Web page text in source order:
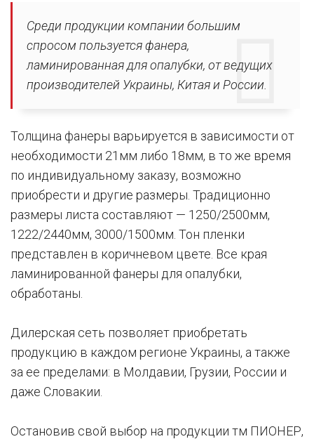
Среди продукции компании большим
спросом пользуется фанера,
ламинированная для опалубки, от ведущих
производителей Украины, Китая и России.
Толщина фанеры варьируется в зависимости от
необходимости 21мм либо 18мм, в то же время
по индивидуальному заказу, возможно
приобрести и другие размеры. Традиционно
размеры листа составляют — 1250/2500мм,
1222/2440мм, 3000/1500мм. Тон пленки
представлен в коричневом цвете. Все края
ламинированной фанеры для опалубки,
обработаны.
Дилерская сеть позволяет приобретать
продукцию в каждом регионе Украины, а также
за ее пределами: в Молдавии, Грузии, России и
даже Словакии.
Остановив свой выбор на продукции тм ПИОНЕР,